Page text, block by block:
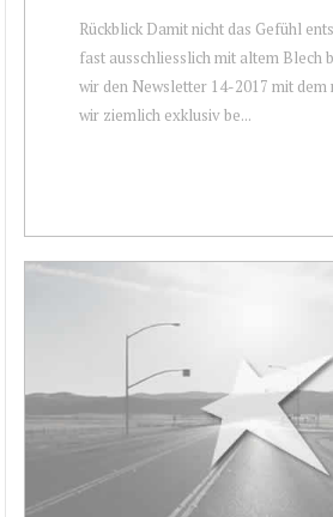
Rückblick Damit nicht das Gefühl
fast ausschliesslich mit altem Blech
wir den Newsletter 14-2017 mit dem
wir ziemlich exklusiv be...